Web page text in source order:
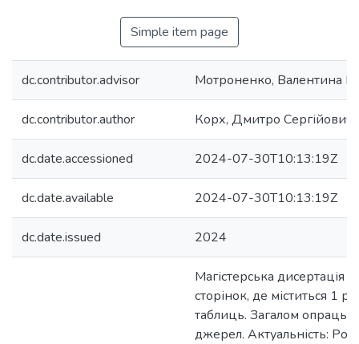
Simple item page
dc.contributor.advisor Мотроненко, Валентина
dc.contributor.author Корх, Дмитро Сергійович
dc.date.accessioned 2024-07-30T10:13:19Z
dc.date.available 2024-07-30T10:13:19Z
dc.date.issued 2024
Магістерська дисертація
сторінок, де міститься 1
таблиць. Загалом
джерел. Актуальність: